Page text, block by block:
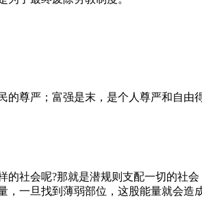
的尊严；富强是末，是个人尊严和自
的社会呢?那就是潜规则支配一切的社
，一旦找到薄弱部位，这股能量就会造